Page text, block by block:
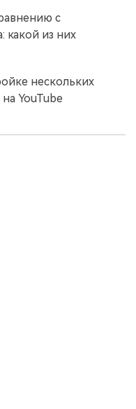
с
какой из них
нескольких
YouTube